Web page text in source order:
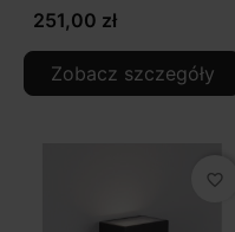
251,00 zł
Zobacz szczegóły
favorite_border